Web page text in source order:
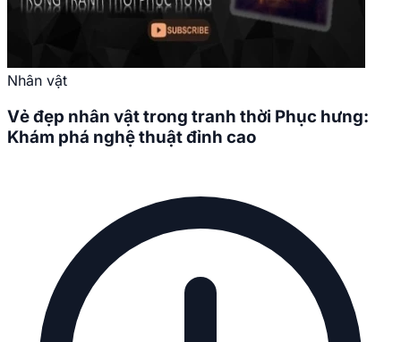
Nhân vật
Vẻ đẹp nhân vật trong tranh thời Phục hưng:
Khám phá nghệ thuật đỉnh cao